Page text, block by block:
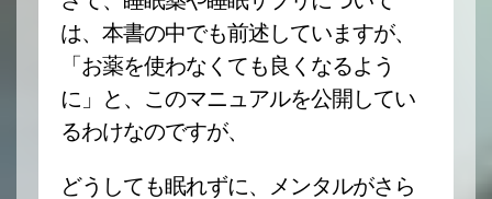
は、本書の中でも前述していますが、
「お薬を使わなくても良くなるよう
に」と、このマニュアルを公開してい
るわけなのですが、
どうしても眠れずに、メンタルがさら